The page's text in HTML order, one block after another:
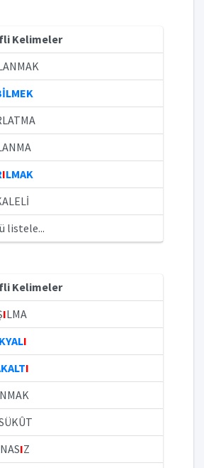
Kelimeler
ILMAK
listele...
Kelimeler
ILMA
I
I
IZ